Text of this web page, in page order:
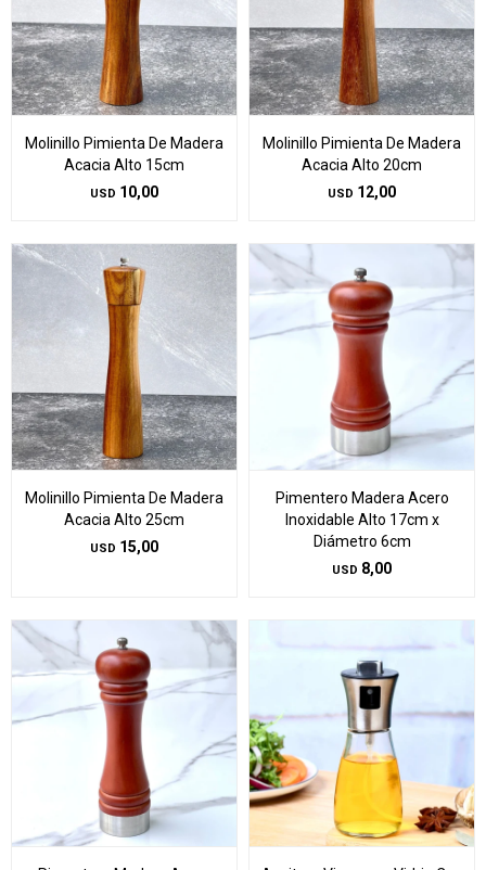
Molinillo Pimienta De Madera
Acacia Alto 15cm
USD 10,00
Molinillo Pimienta De Madera
Acacia Alto 20cm
USD 12,00
Molinillo Pimienta De Madera
Acacia Alto 25cm
USD 15,00
Pimentero Madera Acero
Inoxidable Alto 17cm x
Diámetro 6cm
USD 8,00